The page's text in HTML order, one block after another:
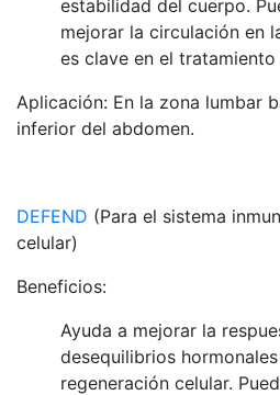
estabilidad del cuerpo.
mejorar la circulación en
es clave en el tratamiento
Aplicación: En la zona lumbar
inferior del abdomen.
DEFEND (Para el sistema
celular)
Beneficios:
Ayuda a mejorar la
desequilibrios
regeneración celular.